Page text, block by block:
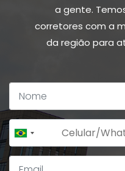
a gente.
corretores com a
da região para
Brazil
+55